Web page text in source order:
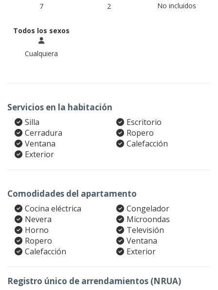
7 2 No incluidos
Todos los sexos
Cualquiera
Servicios en la habitación
Silla
Escritorio
Cerradura
Ropero
Ventana
Calefacción
Exterior
Comodidades del apartamento
Cocina eléctrica
Congelador
Nevera
Microondas
Horno
Televisión
Ropero
Ventana
Calefacción
Exterior
Registro único de arrendamientos (NRUA)